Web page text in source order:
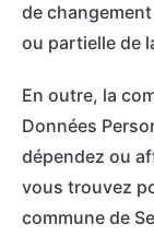
de
ou partielle de
En outre, la
Données
dépendez ou
vous trouvez
commune de